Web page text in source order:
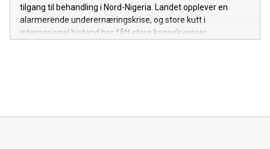
tilgang til behandling i Nord-Nigeria. Landet opplever en
alarmerende underernæringskrise, og store kutt i
internasjonal bistand har fått store konsekvenser.